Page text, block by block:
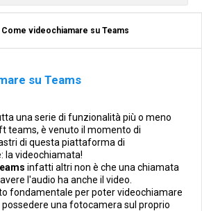
Come videochiamare su Teams
su Teams
una serie di funzionalità più o meno
teams, è venuto il momento di
di questa piattaforma di
la videochiamata!
infatti altri non è che una chiamata
l'audio ha anche il video.
fondamentale per poter videochiamare
una fotocamera sul proprio